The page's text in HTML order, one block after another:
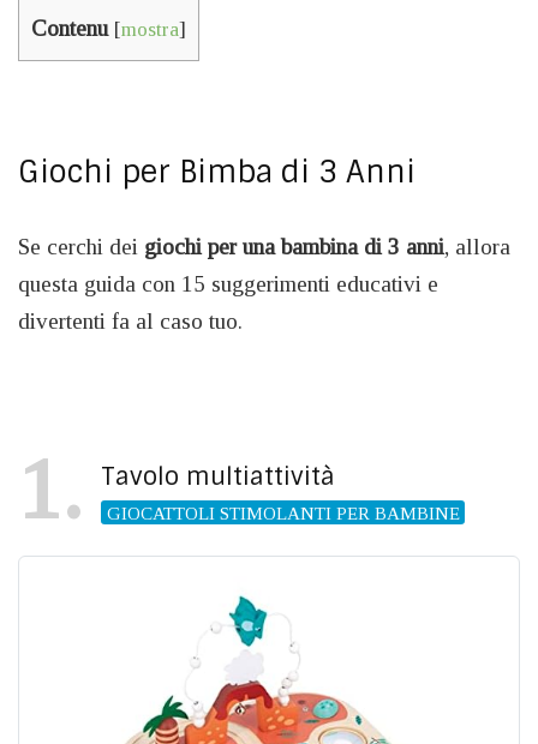
Contenu [mostra]
Giochi per Bimba di 3 Anni
Se cerchi dei giochi per una bambina di 3 anni, allora
questa guida con 15 suggerimenti educativi e
divertenti fa al caso tuo.
1 Tavolo multiattività
GIOCATTOLI STIMOLANTI PER BAMBINE